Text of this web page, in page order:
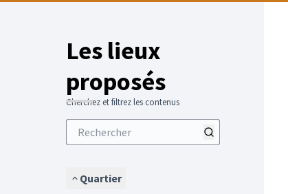
Les lieux
proposés
Cherchez et filtrez les contenus
Quartier